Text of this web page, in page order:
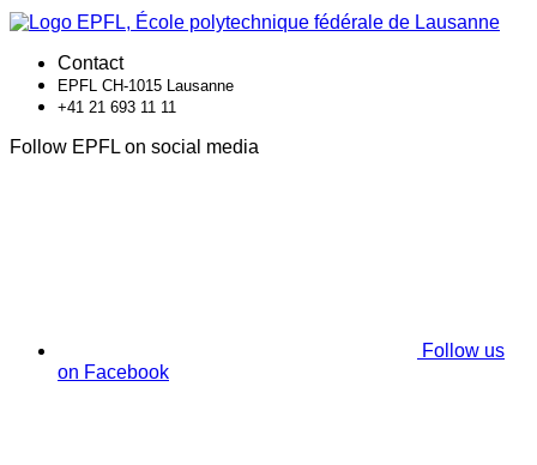
Contact
EPFL CH-1015 Lausanne
+41 21 693 11 11
Follow EPFL on social media
Follow us
on Facebook